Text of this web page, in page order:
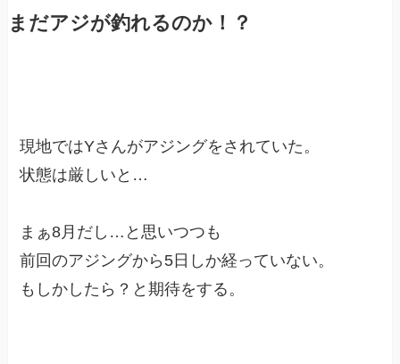
まだアジが釣れるのか！？
現地ではYさんがアジングをされていた。
状態は厳しいと…
まぁ8月だし…と思いつつも
前回のアジングから5日しか経っていない。
もしかしたら？と期待をする。